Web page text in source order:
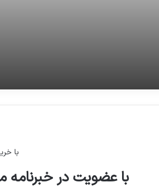
با
با عضویت در خبرنامه